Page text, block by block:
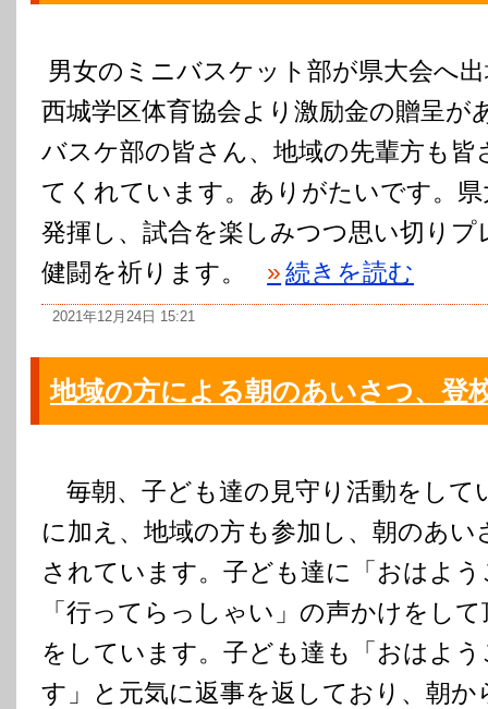
男女のミニバスケット部が県大会へ
西城学区体育協会より激励金の贈呈が
バスケ部の皆さん、地域の先輩方も皆
てくれています。ありがたいです。
発揮し、試合を楽しみつつ思い切り
健闘を祈ります。
»続きを読む
2021年12月24日 15:21
地域の方による朝のあいさつ、登
毎朝、子ども達の見守り活動をして
に加え、地域の方も参加し、朝のあい
されています。子ども達に「おはよ
「行ってらっしゃい」の声かけをし
をしています。子ども達も「おはよ
す」と元気に返事を返しており、朝